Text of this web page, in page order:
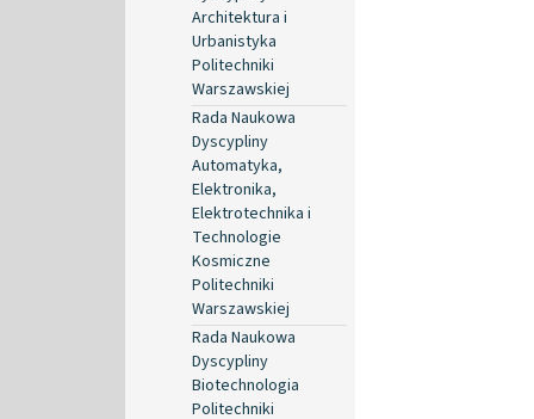
Architektura i
Urbanistyka
Politechniki
Warszawskiej
Rada Naukowa
Dyscypliny
Automatyka,
Elektronika,
Elektrotechnika i
Technologie
Kosmiczne
Politechniki
Warszawskiej
Rada Naukowa
Dyscypliny
Biotechnologia
Politechniki